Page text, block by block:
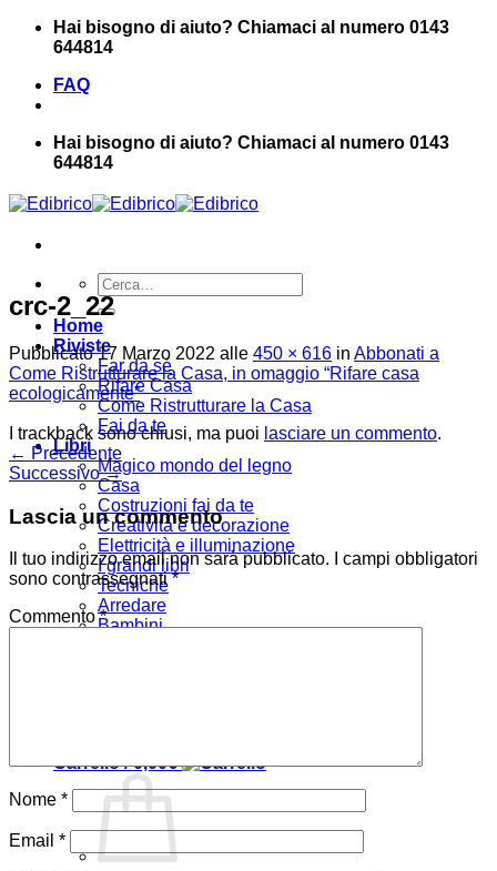
Salta
Hai bisogno di aiuto? Chiamaci al numero 0143
644814
FAQ
Hai bisogno di aiuto? Chiamaci al numero 0143
644814
Cerca:
Home
Riviste
Far da sé
Rifare Casa
Come Ristrutturare la Casa
Fai da te
Libri
Magico mondo del legno
Casa
Costruzioni fai da te
Creatività e decorazione
Elettricità e illuminazione
I grandi libri
Tecniche
Arredare
Bambini
Carrello /0,00€
crc-2_22
Pubblicato17 Marzo 2022 alle 450 × 616 in Abbonati a
Come Ristrutturare la Casa, in omaggio “Rifare casa
ecologicamente”
I trackback sono chiusi, ma puoi lasciare un commento.
← Precedente
Successivo→
Lascia un commento
Il tuo indirizzo email non sarà pubblicato.
I campi obbligatori
sono contrassegnati*
Commento*
Nome *
Email *